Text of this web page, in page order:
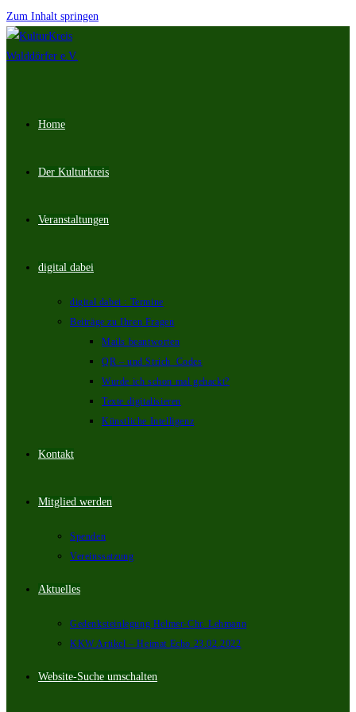
Zum Inhalt springen
Home
Der Kulturkreis
Veranstaltungen
digital dabei
digital dabei : Termine
Beiträge zu Ihren Fragen
Mails beantworten
QR – und Strich_Codes
Wurde ich schon mal gehackt?
Texte digitalisieren
Künstliche Intelligenz
Kontakt
Mitglied werden
Spenden
Vereinssatzung
Aktuelles
Gedenksteinlegung Helmer-Chr. Lehmann
KKW Artikel – Heimat Echo 23.02.2022
Website-Suche umschalten
Notwendig
sind nicht
(Werden
benötigt
Webseite